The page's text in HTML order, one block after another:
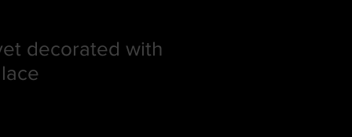
decorated with